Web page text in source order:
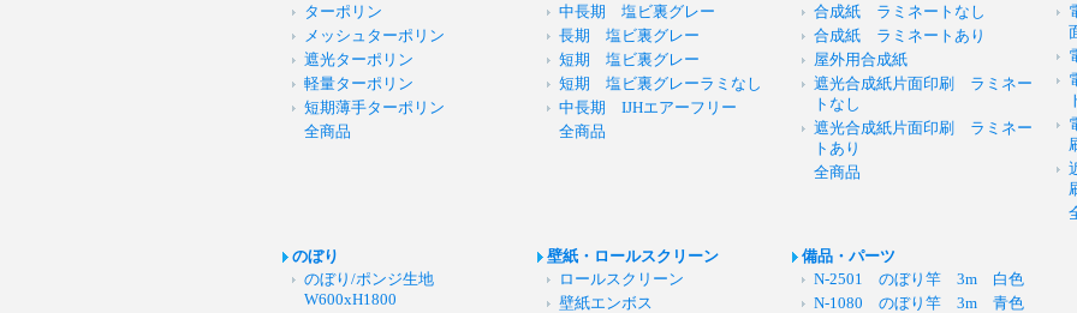
ターポリン
メッシュターポリン
遮光ターポリン
軽量ターポリン
短期薄手ターポリン
全商品
中長期 塩ビ裏グレー
長期 塩ビ裏グレー
短期 塩ビ裏グレー
短期 塩ビ裏グレーラミなし
中長期 IJHエアーフリー
全商品
合成紙 ラミネートなし
合成紙 ラミネートあり
屋外用合成紙
遮光合成紙片面印刷 ラミネー
トなし
遮光合成紙片面印刷 ラミネー
トあり
全商品
のぼり
のぼり/ポンジ生地
W600xH1800
壁紙・ロールスクリーン
ロールスクリーン
壁紙エンボス
備品・パーツ
N-2501 のぼり竿 3m 白色
N-1080 のぼり竿 3m 青色